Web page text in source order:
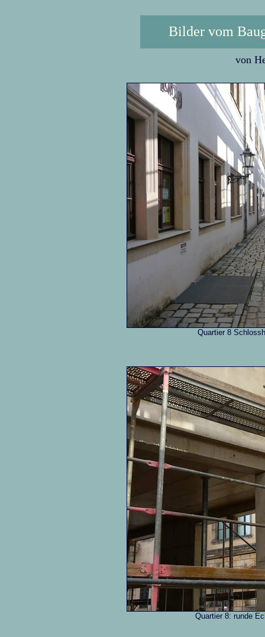
Bilder vom
von
Quartier 8
Quartier 8: runde